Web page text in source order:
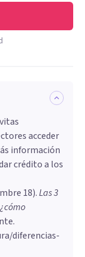
acceder
información
crédito a los
18).Las 3
diferencias-